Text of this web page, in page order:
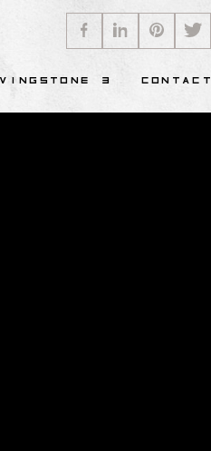
3 CONTACT